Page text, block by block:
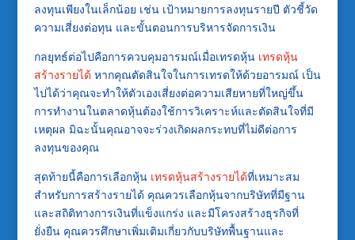
ลงทุนเพียงในเล็กน้อย เช่น เป้าหมายการลงทุนรายปี ตัวชี้วัด
ความเสี่ยงต่อทุน และขั้นตอนการบริหารจัดการเงิน
กลยุทธ์ต่อไปคือการควบคุมอารมณ์เมื่อเทรดหุ้น เทรดหุ้น
สร้างรายได้หากคุณตัดสินใจในการเทรดให้ด้วยอารมณ์ เป็น
ไปได้ว่าคุณจะทำให้ตัวเองเสี่ยงต่อความเสียหายที่ใหญ่ขึ้น
การทำงานในตลาดหุ้นต้องใช้การวิเคราะห์และตัดสินใจที่มี
เหตุผล มิฉะนั้นคุณอาจจะร่วงเกิดผลกระทบที่ไม่ดีต่อการ
ลงทุนของคุณ
สุดท้ายนี้คือการเลือกหุ้น เทรดหุ้นสร้างรายได้ที่เหมาะสม
สำหรับการสร้างรายได้ คุณควรเลือกหุ้นจากบริษัทที่มีฐาน
และสถิติทางการเงินที่แข็งแกร่ง และมีโครงสร้างธุรกิจที่
ยั่งยืน คุณควรศึกษาเพิ่มเติมเกี่ยวกับบริษัทพื้นฐานและ